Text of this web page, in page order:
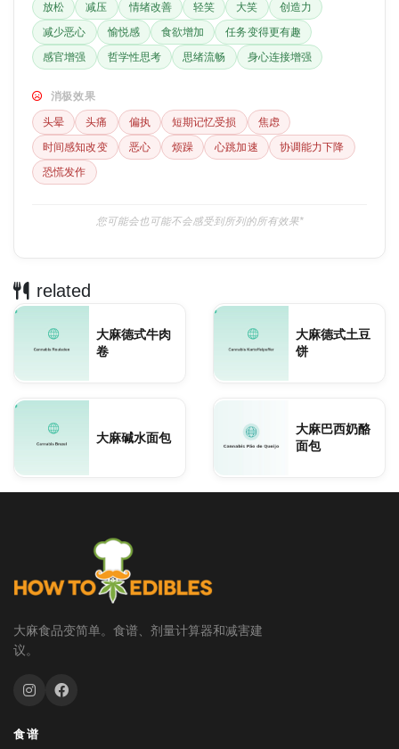
放松 减压 情绪改善 轻笑 大笑
创造力
减少恶心
愉悦感 食欲增加
任务变得更有趣
感官增强
哲学性思考 思绪流畅 身心连接增强
消极效果
头晕 头痛 偏执 短期记忆受损
焦虑
时间感知改变
恶心 烦躁 心跳加速
协调能力下降
恐慌发作
您可能会也可能不会感受到所列的所有效果*
related
大麻德式牛肉
卷
大麻德式土豆
饼
大麻碱水面包
大麻巴西奶酪
面包
大麻食品变简单。食谱、剂量计算器和减害建
议。
食谱